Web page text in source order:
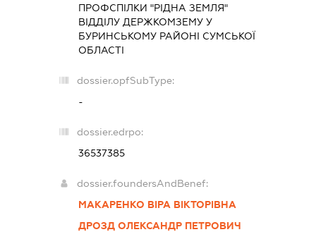
ПРОФСПІЛКИ "РІДНА ЗЕМЛЯ"
ВІДДІЛУ ДЕРЖКОМЗЕМУ У
БУРИНСЬКОМУ РАЙОНІ СУМСЬКОЇ
ОБЛАСТІ
dossier.opfSubType:
-
dossier.edrpo:
36537385
dossier.foundersAndBenef:
МАКАРЕНКО ВІРА ВІКТОРІВНА
ДРОЗД ОЛЕКСАНДР ПЕТРОВИЧ